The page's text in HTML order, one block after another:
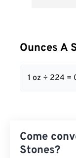
Ounces A
1 oz ÷ 224 =
Come
Stones?